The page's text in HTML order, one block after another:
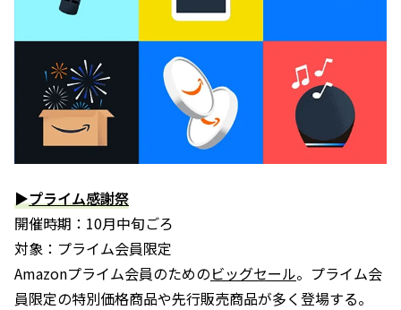
▶プライム感謝祭
開催時期：10月中旬ごろ
対象：プライム会員限定
Amazonプライム会員のためのビッグセール。プライム会
員限定の特別価格商品や先行販売商品が多く登場する。